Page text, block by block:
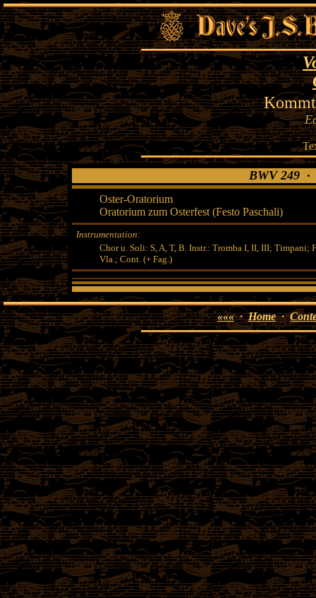
BWV 249
Oster-Oratorium
Oratorium zum Osterfest (Festo Paschali)
Instrumentation:
Chor u. Soli: S, A, T, B. Instr.: Tromba I, II, III;
Vla.; Cont. (+ Fag.)
«««·Home·